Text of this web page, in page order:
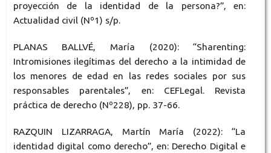
proyección de la identidad de la persona?”, en:
Actualidad civil (Nº1) s/p.
PLANAS BALLVÉ, María (2020): “Sharenting:
Intromisiones ilegítimas del derecho a la intimidad de
los menores de edad en las redes sociales por sus
responsables parentales”, en: CEFLegal. Revista
práctica de derecho (Nº228), pp. 37-66.
RAZQUIN LIZARRAGA, Martín María (2022): “La
identidad digital como derecho”, en: Derecho Digital e